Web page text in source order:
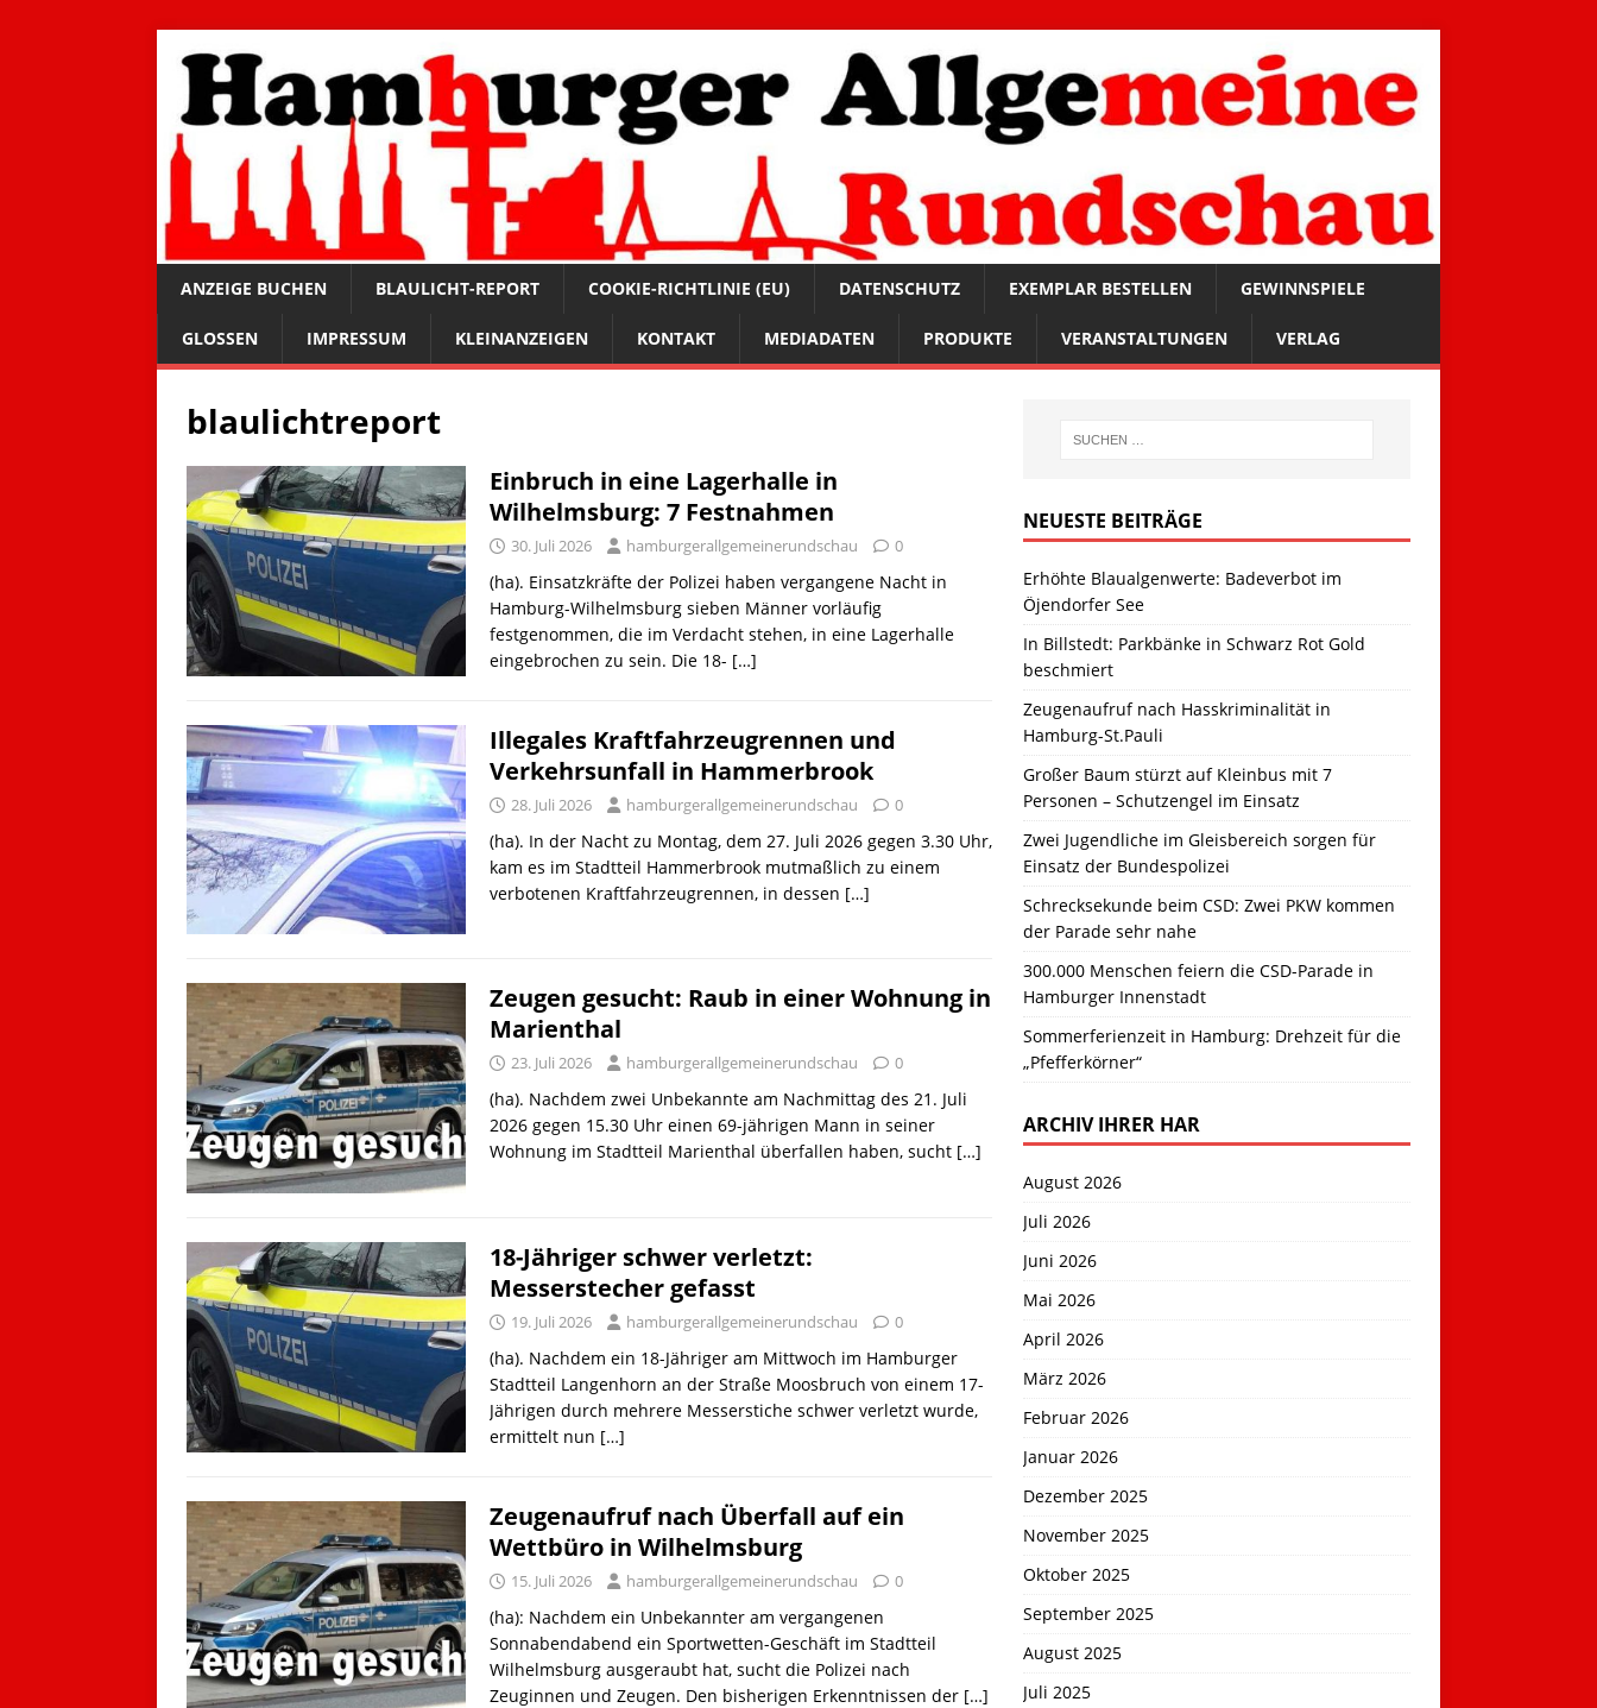
ANZEIGE BUCHEN BLAULICHT-REPORT COOKIE-RICHTLINIE (EU) DATENSCHUTZ EXEMPLAR BESTELLEN GEWINNSPIELE
GLOSSEN IMPRESSUM KLEINANZEIGEN KONTAKT MEDIADATEN PRODUKTE VERANSTALTUNGEN VERLAG
blaulichtreport
Einbruch in eine Lagerhalle in
Wilhelmsburg: 7 Festnahmen
30. Juli 2026 hamburgerallgemeinerundschau 0
(ha). Einsatzkräfte der Polizei haben vergangene Nacht in
Hamburg-Wilhelmsburg sieben Männer vorläufig
festgenommen, die im Verdacht stehen, in eine Lagerhalle
eingebrochen zu sein. Die 18- […]
Illegales Kraftfahrzeugrennen und
Verkehrsunfall in Hammerbrook
28. Juli 2026 hamburgerallgemeinerundschau 0
(ha). In der Nacht zu Montag, dem 27. Juli 2026 gegen 3.30 Uhr,
kam es im Stadtteil Hammerbrook mutmaßlich zu einem
verbotenen Kraftfahrzeugrennen, in dessen […]
Zeugen gesucht: Raub in einer Wohnung in
Marienthal
23. Juli 2026 hamburgerallgemeinerundschau 0
(ha). Nachdem zwei Unbekannte am Nachmittag des 21. Juli
2026 gegen 15.30 Uhr einen 69-jährigen Mann in seiner
Wohnung im Stadtteil Marienthal überfallen haben, sucht […]
18-Jähriger schwer verletzt:
Messerstecher gefasst
19. Juli 2026 hamburgerallgemeinerundschau 0
(ha). Nachdem ein 18-Jähriger am Mittwoch im Hamburger
Stadtteil Langenhorn an der Straße Moosbruch von einem 17-
Jährigen durch mehrere Messerstiche schwer verletzt wurde,
ermittelt nun […]
Zeugenaufruf nach Überfall auf ein
Wettbüro in Wilhelmsburg
15. Juli 2026 hamburgerallgemeinerundschau 0
(ha): Nachdem ein Unbekannter am vergangenen
Sonnabendabend ein Sportwetten-Geschäft im Stadtteil
Wilhelmsburg ausgeraubt hat, sucht die Polizei nach
Zeuginnen und Zeugen. Den bisherigen Erkenntnissen der […]
NEUESTE BEITRÄGE
Erhöhte Blaualgenwerte: Badeverbot im
Öjendorfer See
In Billstedt: Parkbänke in Schwarz Rot Gold
beschmiert
Zeugenaufruf nach Hasskriminalität in
Hamburg-St.Pauli
Großer Baum stürzt auf Kleinbus mit 7
Personen – Schutzengel im Einsatz
Zwei Jugendliche im Gleisbereich sorgen für
Einsatz der Bundespolizei
Schrecksekunde beim CSD: Zwei PKW kommen
der Parade sehr nahe
300.000 Menschen feiern die CSD-Parade in
Hamburger Innenstadt
Sommerferienzeit in Hamburg: Drehzeit für die
„Pfefferkörner“
ARCHIV IHRER HAR
August 2026
Juli 2026
Juni 2026
Mai 2026
April 2026
März 2026
Februar 2026
Januar 2026
Dezember 2025
November 2025
Oktober 2025
September 2025
August 2025
Juli 2025